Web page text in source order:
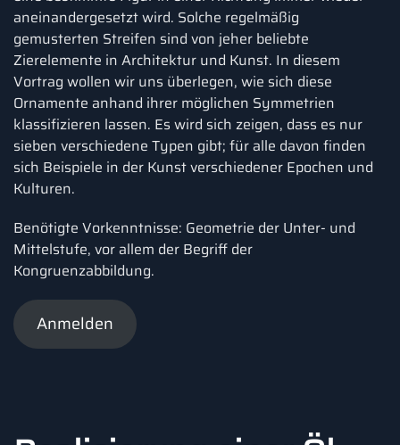
aneinandergesetzt wird. Solche regelmäßig
gemusterten Streifen sind von jeher beliebte
Zierelemente in Architektur und Kunst. In diesem
Vortrag wollen wir uns überlegen, wie sich diese
Ornamente anhand ihrer möglichen Symmetrien
klassifizieren lassen. Es wird sich zeigen, dass es nur
sieben verschiedene Typen gibt; für alle davon finden
sich Beispiele in der Kunst verschiedener Epochen und
Kulturen.
Benötigte Vorkenntnisse: Geometrie der Unter- und
Mittelstufe, vor allem der Begriff der
Kongruenzabbildung.
Anmelden